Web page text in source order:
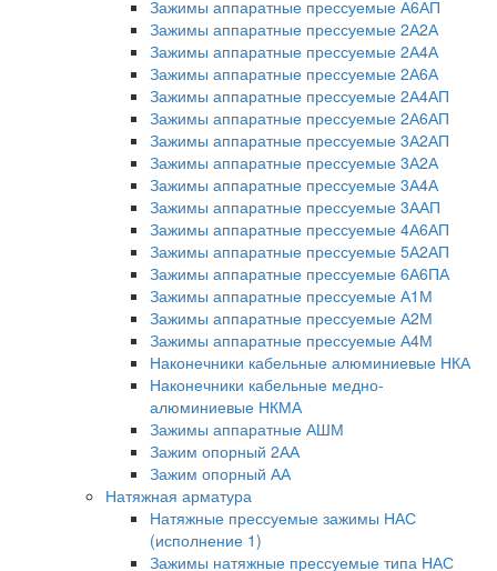
Зажимы аппаратные прессуемые А6АП
Зажимы аппаратные прессуемые 2А2А
Зажимы аппаратные прессуемые 2А4А
Зажимы аппаратные прессуемые 2А6А
Зажимы аппаратные прессуемые 2А4АП
Зажимы аппаратные прессуемые 2А6АП
Зажимы аппаратные прессуемые 3А2АП
Зажимы аппаратные прессуемые 3А2А
Зажимы аппаратные прессуемые 3А4А
Зажимы аппаратные прессуемые 3ААП
Зажимы аппаратные прессуемые 4А6АП
Зажимы аппаратные прессуемые 5А2АП
Зажимы аппаратные прессуемые 6А6ПА
Зажимы аппаратные прессуемые А1М
Зажимы аппаратные прессуемые А2М
Зажимы аппаратные прессуемые А4М
Наконечники кабельные алюминиевые НКА
Наконечники кабельные медно-
алюминиевые НКМА
Зажимы аппаратные АШМ
Зажим опорный 2АА
Зажим опорный АА
Натяжная арматура
Натяжные прессуемые зажимы НАС
(исполнение 1)
Зажимы натяжные прессуемые типа НАС